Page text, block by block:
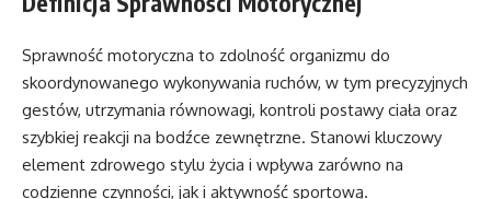
Sprawność motoryczna to zdolność organizmu do
skoordynowanego wykonywania ruchów, w tym precyzyjnych
gestów, utrzymania równowagi, kontroli postawy ciała oraz
szybkiej reakcji na bodźce zewnętrzne. Stanowi kluczowy
element zdrowego stylu życia i wpływa zarówno na
codzienne czynności, jak i aktywność sportową.